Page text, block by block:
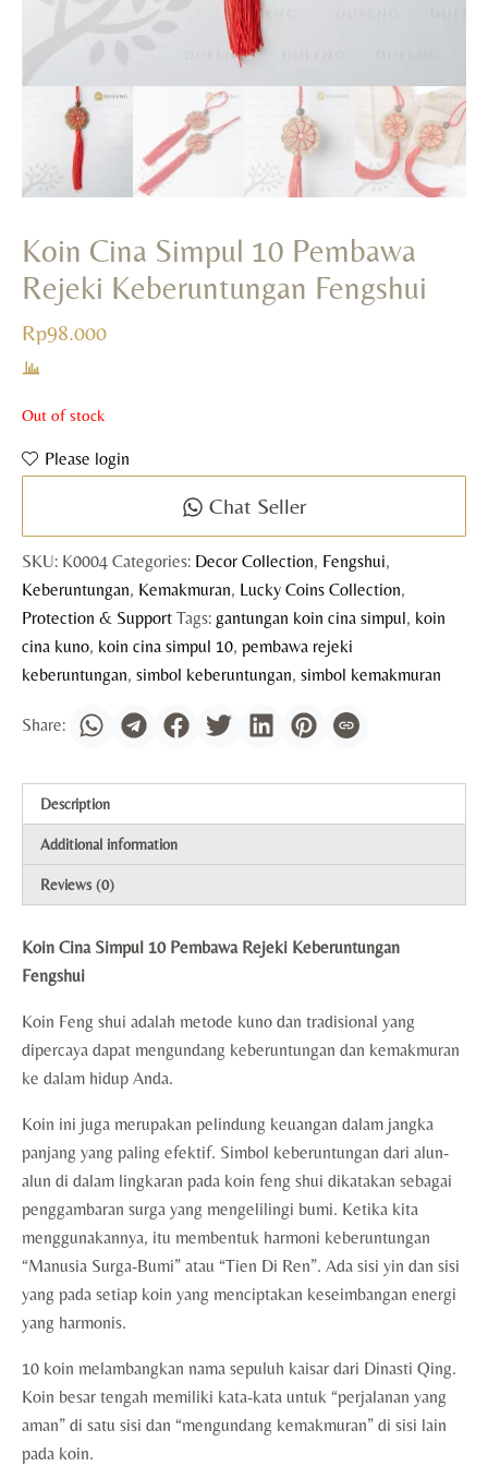
Koin Cina Simpul 10 Pembawa
Rejeki Keberuntungan Fengshui
Rp98.000
Out of stock
Please login
Chat Seller
SKU: K0004 Categories: Decor Collection, Fengshui,
Keberuntungan, Kemakmuran, Lucky Coins Collection,
Protection & Support Tags: gantungan koin cina simpul, koin
cina kuno, koin cina simpul 10, pembawa rejeki
keberuntungan, simbol keberuntungan, simbol kemakmuran
Description
Additional information
Reviews (0)
Koin Cina Simpul 10 Pembawa Rejeki Keberuntungan
Fengshui
Koin Feng shui adalah metode kuno dan tradisional yang
dipercaya dapat mengundang keberuntungan dan kemakmuran
ke dalam hidup Anda.
Koin ini juga merupakan pelindung keuangan dalam jangka
panjang yang paling efektif. Simbol keberuntungan dari alun-
alun di dalam lingkaran pada koin feng shui dikatakan sebagai
penggambaran surga yang mengelilingi bumi. Ketika kita
menggunakannya, itu membentuk harmoni keberuntungan
“Manusia Surga-Bumi” atau “Tien Di Ren”. Ada sisi yin dan sisi
yang pada setiap koin yang menciptakan keseimbangan energi
yang harmonis.
10 koin melambangkan nama sepuluh kaisar dari Dinasti Qing.
Koin besar tengah memiliki kata-kata untuk “perjalanan yang
aman” di satu sisi dan “mengundang kemakmuran” di sisi lain
pada koin.